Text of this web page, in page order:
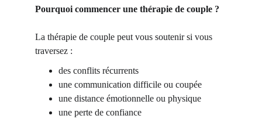
Pourquoi commencer une thérapie de couple ?
La thérapie de couple peut vous soutenir si vous
traversez :
des conflits récurrents
une communication difficile ou coupée
une distance émotionnelle ou physique
une perte de confiance